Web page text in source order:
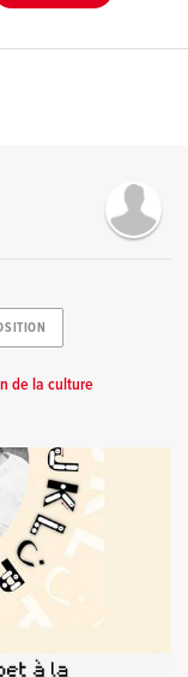
de la culture